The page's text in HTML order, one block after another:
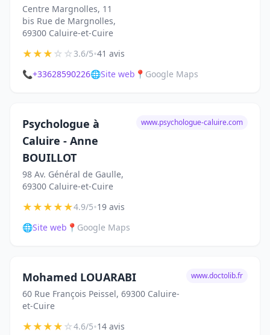
Centre Margnolles, 11
bis Rue de Margnolles,
69300 Caluire-et-Cuire
★★★☆☆3.6/5•41 avis
📞+33628590226🌐Site web 📍 Google Maps
Psychologue à
Caluire - Anne
BOUILLOT
98 Av. Général de Gaulle,
69300 Caluire-et-Cuire
www.psychologue-caluire.com
★★★★★4.9/5•19 avis
🌐Site web 📍 Google Maps
Mohamed LOUARABI
60 Rue François Peissel, 69300 Caluire-
et-Cuire
www.doctolib.fr
★★★★☆4.6/5•14 avis